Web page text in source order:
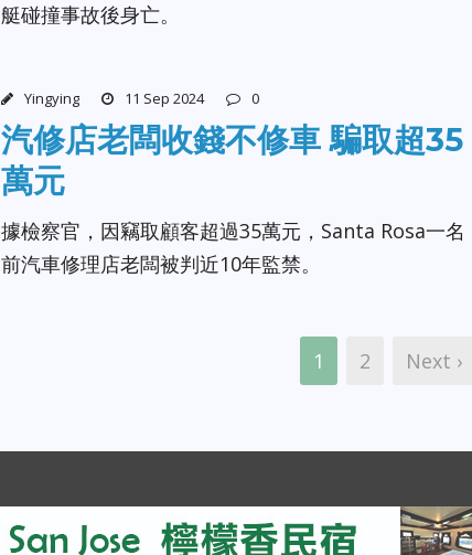
艇碰撞事故後身亡。
Yingying 11 Sep 2024 0
汽修店老闆收錢不修車 騙取超35
萬元
據檢察官，因竊取顧客超過35萬元，Santa Rosa一名
前汽車修理店老闆被判近10年監禁。
1 2 Next ›